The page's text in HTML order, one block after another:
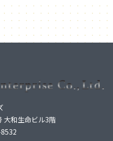
大和生命ビル3階